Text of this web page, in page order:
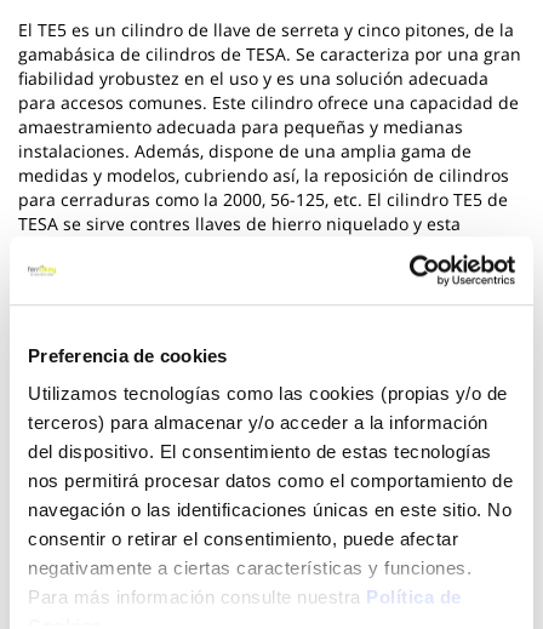
Preferencia de cookies
Utilizamos tecnologías como las cookies (propias y/o de
terceros) para almacenar y/o acceder a la información
del dispositivo. El consentimiento de estas tecnologías
nos permitirá procesar datos como el comportamiento de
navegación o las identificaciones únicas en este sitio. No
consentir o retirar el consentimiento, puede afectar
negativamente a ciertas características y funciones.
Para más información consulte nuestra Política de
El TE5 es un cilindro de llave de serreta y cinco pitones, de la
gamabásica de cilindros de TESA. Se caracteriza por una gran
fiabilidad yrobustez en el uso y es una solución adecuada
para accesos comunes. Este cilindro ofrece una capacidad de
amaestramiento adecuada para pequeñas y medianas
instalaciones. Además, dispone de una amplia gama de
medidas y modelos, cubriendo así, la reposición de cilindros
para cerraduras como la 2000, 56-125, etc. El cilindro TE5 de
TESA se sirve contres llaves de hierro niquelado y esta
Añadir al carrito
Click&Collect - Recogida gratis
en nuestras tiendas
Envío a domicilio:
5 días hábiles
de
imágenes